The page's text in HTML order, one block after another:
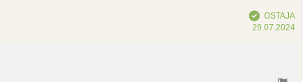
Vahvistettu
OSTAJA
29.07.2024